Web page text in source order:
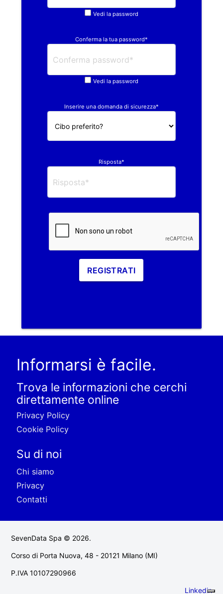
Vedi la password
Conferma la tua password*
Vedi la password
Inserire una domanda di sicurezza*
Risposta*
REGISTRATI
Informarsi è facile.
Trova le informazioni che cerchi
direttamente online
Privacy Policy
Cookie Policy
Su di noi
Chi siamo
Privacy
Contatti
SevenData Spa © 2026.
Corso di Porta Nuova, 48 - 20121 Milano (MI)
P.IVA 10107290966
Linkedin